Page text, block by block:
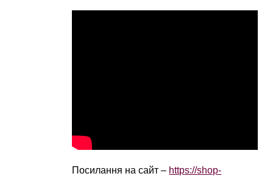
Посилання на сайт – https://shop-